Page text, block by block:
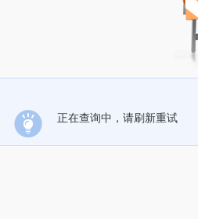
正在查询中，请刷新重试